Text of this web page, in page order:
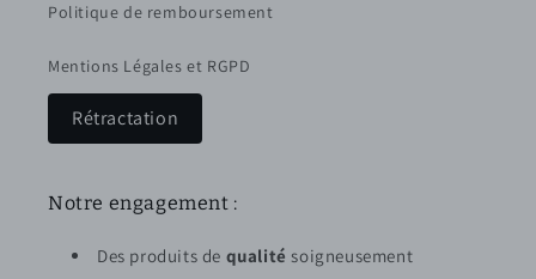
Politique de remboursement
Mentions Légales et RGPD
Rétractation
Notre engagement :
Des produits de qualité soigneusement